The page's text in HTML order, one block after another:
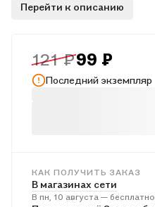
Перейти к описанию
121 ₽99 ₽
Последний экземпляр
КАК ПОЛУЧИТЬ ЗАКАЗ
В магазинах сети
В пн, 10 августа — бесплатно